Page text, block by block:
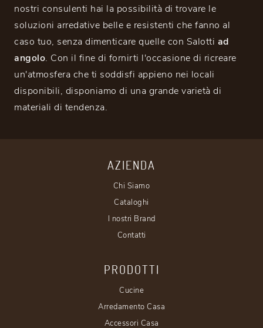
nostri consulenti hai la possibilità di trovare le
soluzioni arredative belle e resistenti che fanno al
caso tuo, senza dimenticare quelle con Salotti ad
angolo. Con il fine di fornirti l'occasione di ricreare
un'atmosfera che ti soddisfi appieno nei locali
disponibili, disponiamo di una grande varietà di
materiali di tendenza.
AZIENDA
Chi Siamo
Cataloghi
I nostri Brand
Contatti
PRODOTTI
Cucine
Arredamento Casa
Accessori Casa